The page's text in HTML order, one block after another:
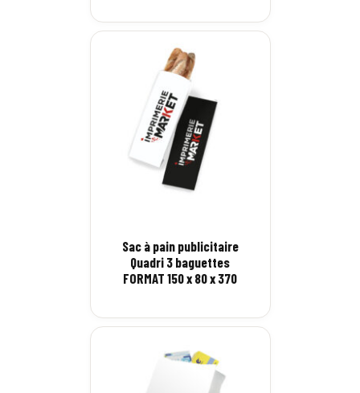
Sac à pain publicitaire
Quadri 3 baguettes
FORMAT 150 x 80 x 370